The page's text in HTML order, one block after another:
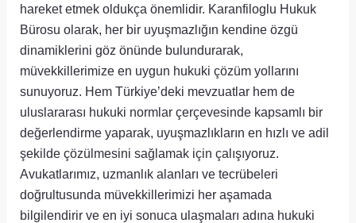
hareket etmek oldukça önemlidir. Karanfiloglu Hukuk
Bürosu olarak, her bir uyuşmazlığın kendine özgü
dinamiklerini göz önünde bulundurarak,
müvekkillerimize en uygun hukuki çözüm yollarını
sunuyoruz. Hem Türkiye’deki mevzuatlar hem de
uluslararası hukuki normlar çerçevesinde kapsamlı bir
değerlendirme yaparak, uyuşmazlıkların en hızlı ve adil
şekilde çözülmesini sağlamak için çalışıyoruz.
Avukatlarımız, uzmanlık alanları ve tecrübeleri
doğrultusunda müvekkillerimizi her aşamada
bilgilendirir ve en iyi sonuca ulaşmaları adına hukuki